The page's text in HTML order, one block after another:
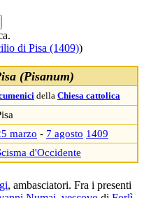
di Pisa (1409))
(Pisanum)
della Chiesa cattolica
marzo - 7 agosto 1409
d'Occidente
, ambasciatori. Fra i presenti